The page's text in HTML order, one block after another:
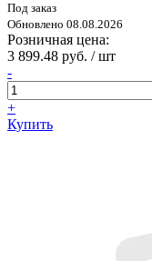
Под заказ
Обновлено 08.08.2026
Розничная цена:
3 899.48 руб. / шт
-
+
Купить